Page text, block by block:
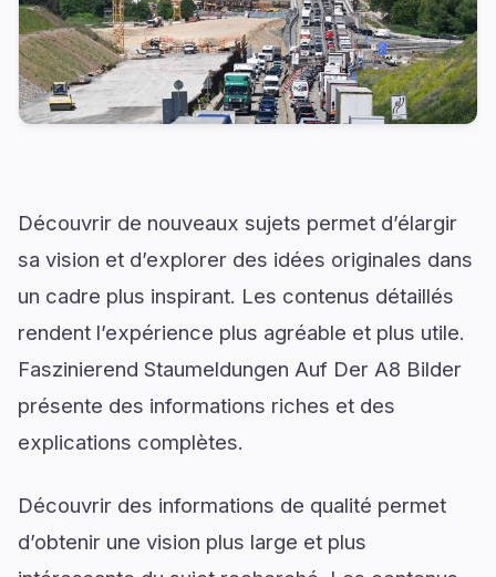
Découvrir de nouveaux sujets permet d’élargir
sa vision et d’explorer des idées originales dans
un cadre plus inspirant. Les contenus détaillés
rendent l’expérience plus agréable et plus utile.
Faszinierend Staumeldungen Auf Der A8 Bilder
présente des informations riches et des
explications complètes.
Découvrir des informations de qualité permet
d’obtenir une vision plus large et plus